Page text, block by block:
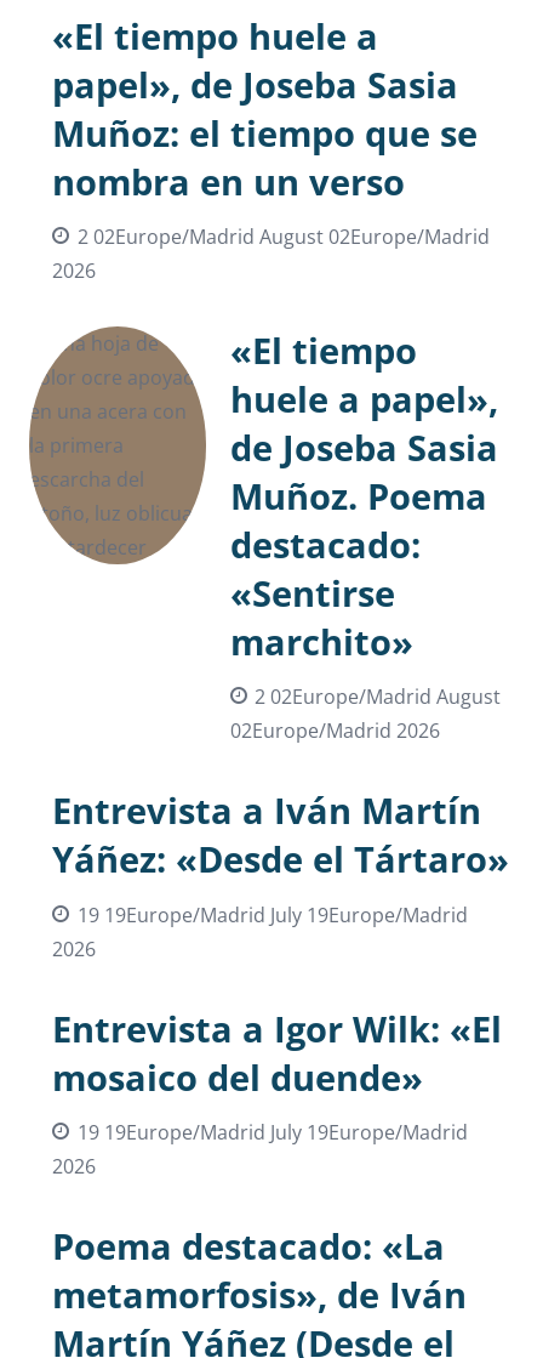
«El tiempo huele a
papel», de Joseba Sasia
Muñoz: el tiempo que se
nombra en un verso
2 02Europe/Madrid August 02Europe/Madrid
2026
«El tiempo
huele a papel»,
de Joseba Sasia
Muñoz. Poema
destacado:
«Sentirse
marchito»
2 02Europe/Madrid August
02Europe/Madrid 2026
Entrevista a Iván Martín
Yáñez: «Desde el Tártaro»
19 19Europe/Madrid July 19Europe/Madrid
2026
Entrevista a Igor Wilk: «El
mosaico del duende»
19 19Europe/Madrid July 19Europe/Madrid
2026
Poema destacado: «La
metamorfosis», de Iván
Martín Yáñez (Desde el